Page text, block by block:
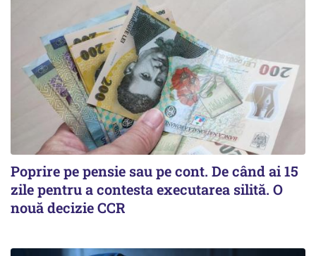
Poprire pe pensie sau pe cont. De când ai 15
zile pentru a contesta executarea silită. O
nouă decizie CCR